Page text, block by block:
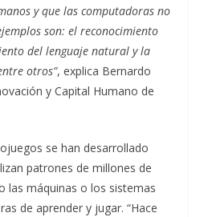
y que las computadoras no
son: el reconocimiento
del lenguaje natural y la
otros”, explica Bernardo
y Capital Humano de
se han desarrollado
patrones de millones de
las máquinas o los sistemas
de aprender y jugar. “Hace